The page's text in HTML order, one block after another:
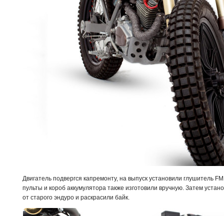
Двигатель подвергся капремонту, на выпуск установили глушитель
пульты и короб аккумулятора также изготовили вручную. Затем
от старого эндуро и раскрасили байк.